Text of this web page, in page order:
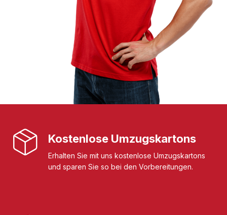
Kostenlose Umzugskartons
Erhalten Sie mit uns kostenlose Umzugskartons
und sparen Sie so bei den Vorbereitungen.